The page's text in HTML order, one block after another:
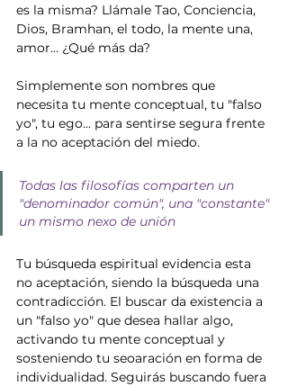
es la misma? Llámale Tao, Conciencia,
Dios, Bramhan, el todo, la mente una,
amor... ¿Qué más da?
Simplemente son nombres que
necesita tu mente conceptual, tu "falso
yo", tu ego... para sentirse segura frente
a la no aceptación del miedo.
Todas las filosofías comparten un
"denominador común", una "constante"
un mismo nexo de unión
Tu búsqueda espiritual evidencia esta
no aceptación, siendo la búsqueda una
contradicción. El buscar da existencia a
un "falso yo" que desea hallar algo,
activando tu mente conceptual y
sosteniendo tu seoaración en forma de
individualidad. Seguirás buscando fuera